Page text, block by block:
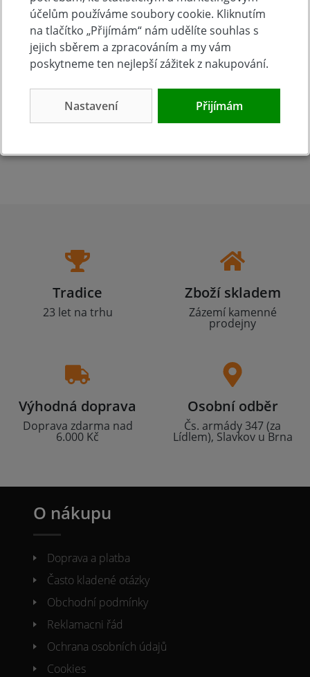
Hodnocení produktu
Přidejte vlastní hodnocení produktu a pomožte tak
dalším nakupujícím.
Hodnoťte.
Přidat vlastní hodnocení
Tradice
23 let na trhu
Zboží skladem
Zázemí kamenné
prodejny
Výhodná doprava
Doprava zdarma nad
6.000 Kč
Osobní odběr
Čs. armády 347 (za
Lídlem), Slavkov u Brna
O nákupu
Doprava a platba
Často kladené otázky
Obchodní podmínky
Reklamacni řád
Ochrana osobních údajů
Cookies
účelům používáme soubory cookie. Kliknutím
na tlačítko „Přijímám“ nám udělíte souhlas s
jejich sběrem a zpracováním a my vám
poskytneme ten nejlepší zážitek z nakupování.
Nastavení Přijímám